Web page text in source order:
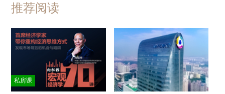
推荐阅读
私房课